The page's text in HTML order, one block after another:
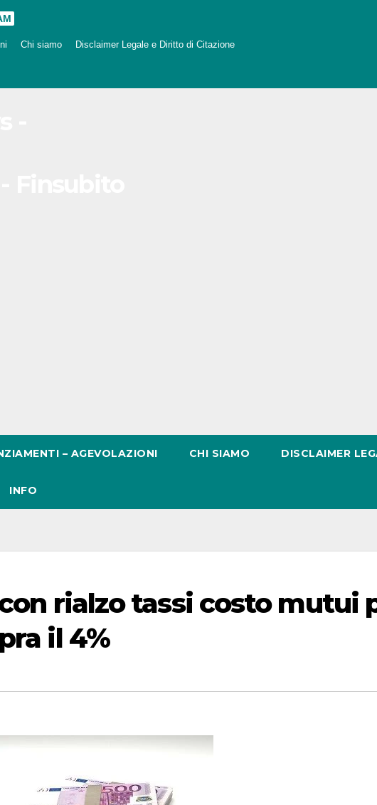
Chi siamo Disclaimer Legale e Diritto di Citazione
– AGEVOLAZIONI CHI SIAMO DISCLAIMER
INFO
rialzo tassi costo mutui
il 4%